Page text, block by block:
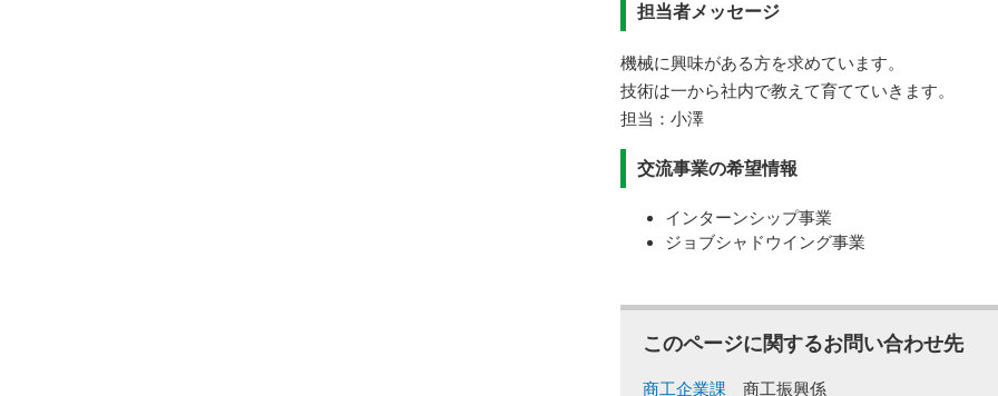
担当者メッセージ
機械に興味がある方を求めています。
技術は一から社内で教えて育てていきます。
担当：小澤
交流事業の希望情報
インターンシップ事業
ジョブシャドウイング事業
このページに関するお問い合わせ先
商工企業課 商工振興係